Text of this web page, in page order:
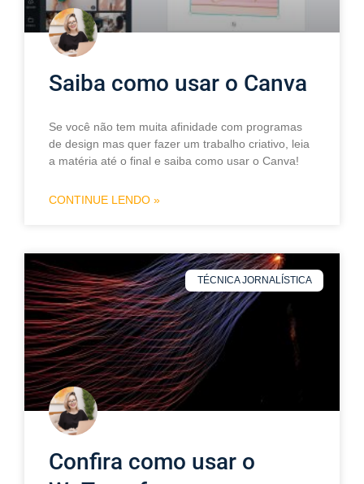
Saiba como usar o Canva
Se você não tem muita afinidade com programas
de design mas quer fazer um trabalho criativo, leia
a matéria até o final e saiba como usar o Canva!
CONTINUE LENDO »
TÉCNICA JORNALÍSTICA
Confira como usar o